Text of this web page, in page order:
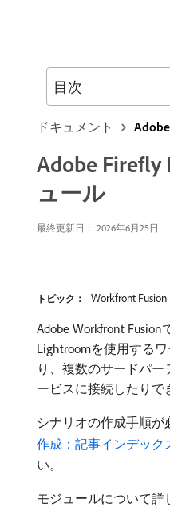
ドキュメント
Adobe
ュール
最終更新日： 2026年6月25日
トピック： Workfront Fusion
Adobe Workfront Fusion
Lightroomを使用する
り、複数のサードパ
ービスに接続したりで
シナリオの作成手順が
作成：記事インデック
い。
モジュールについて詳
目次